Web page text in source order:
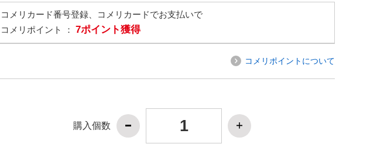
コメリカード番号登録、コメリカードでお支払いで
コメリポイント ： 7ポイント獲得
コメリポイントについて
購入個数